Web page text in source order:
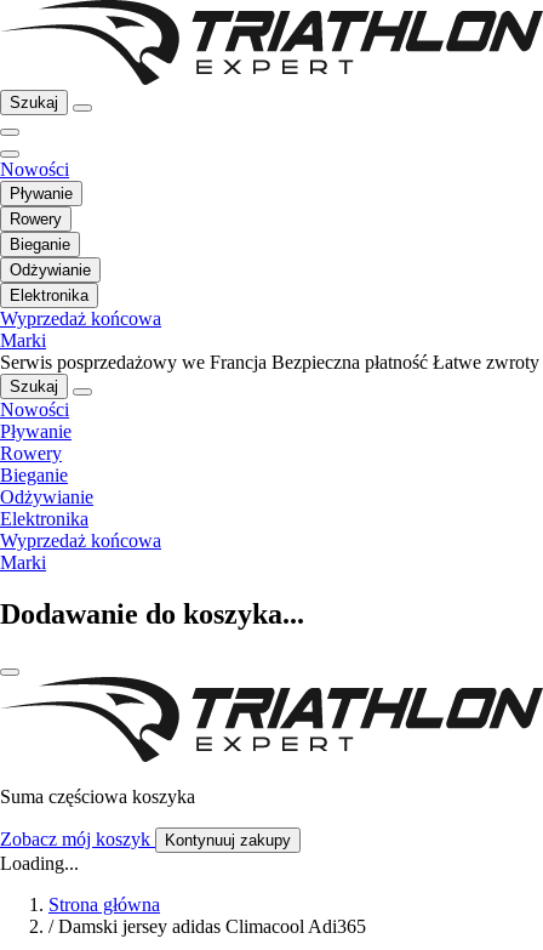
Szukaj
Nowości
Pływanie
Rowery
Bieganie
Odżywianie
Elektronika
Wyprzedaż końcowa
Marki
Serwis posprzedażowy we Francja Bezpieczna płatność Łatwe zwroty
Szukaj
Nowości
Pływanie
Rowery
Bieganie
Odżywianie
Elektronika
Wyprzedaż końcowa
Marki
Dodawanie do koszyka...
Suma częściowa koszyka
Zobacz mój koszyk Kontynuuj zakupy
Loading...
Strona główna
/ Damski jersey adidas Climacool Adi365